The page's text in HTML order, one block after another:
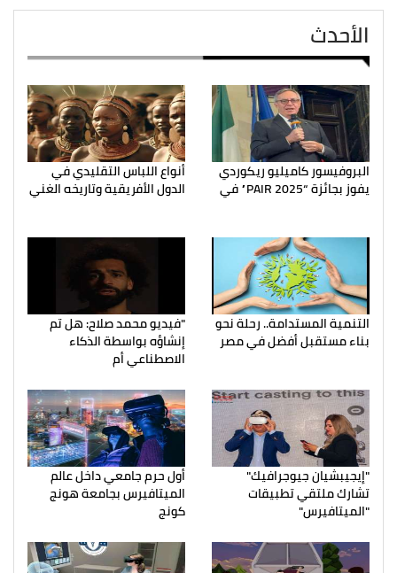
الأحدث
البروفيسور كاميليو ريكوردي
يفوز بجائزة “PAIR 2025” في
أنواع اللباس التقليدي في
الدول الأفريقية وتاريخه الغني
التنمية المستدامة.. رحلة نحو
بناء مستقبل أفضل في مصر
"فيديو محمد صلاح: هل تم
إنشاؤه بواسطة الذكاء
الاصطناعي أم
"إيجيبشيان جيوجرافيك"
تشارك ملتقي تطبيقات
"الميتافيرس"
أول حرم جامعي داخل عالم
الميتافيرس بجامعة هونج
كونج